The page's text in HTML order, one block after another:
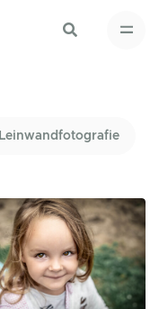
Leinwandfotografie